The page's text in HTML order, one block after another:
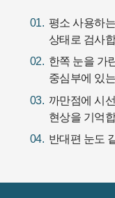
01. 평소 사용하
상태로 검사
02. 한쪽 눈을 가
중심부에 있
03. 까만점에 시
현상을 기억
04. 반대편 눈도